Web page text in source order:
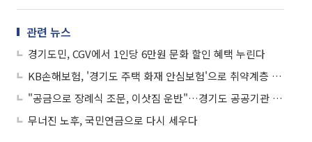
관련 뉴스
경기도민, CGV에서 1인당 6만원 문화 할인 혜택 누린다
KB손해보험, '경기도 주택 화재 안심보험'으로 취약계층 지원
"공금으로 장례식 조문, 이삿짐 운반"…경기도 공공기관 공용차량 '내차처럼' 막장 운영
무너진 노후, 국민연금으로 다시 세우다